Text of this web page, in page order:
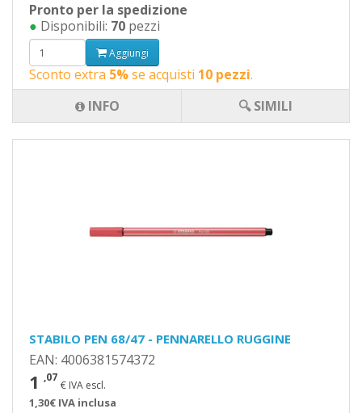
Pronto per la spedizione
● Disponibili: 70 pezzi
Aggiungi
Sconto extra 5%se acquisti 10 pezzi.
INFO
🔍 SIMILI
STABILO PEN 68/47 - PENNARELLO RUGGINE
EAN: 4006381574372
1 ,07
€ IVA escl.
1,30€ IVA inclusa